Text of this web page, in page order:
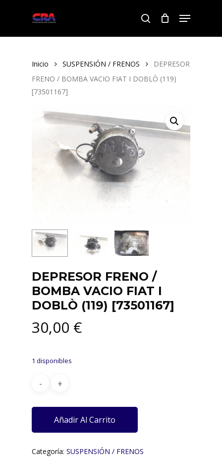
search
Menu
Inicio SUSPENSIÓN / FRENOS
DEPRESOR
FRENO / BOMBA VACIO FIAT I DOBLÒ (119)
[73501167]
DEPRESOR FRENO /
BOMBA VACIO FIAT I
DOBLÒ (119) [73501167]
30,00 €
1 disponibles
Añadir Al Carrito
Categoría: SUSPENSIÓN / FRENOS